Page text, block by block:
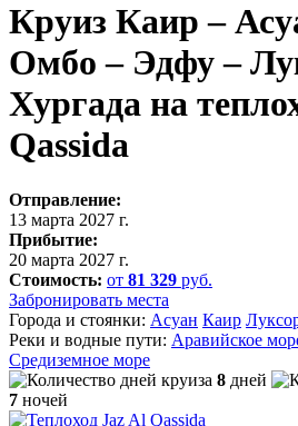
Круиз Каир –
Омбо – Эдфу –
Хургада на
Qassida
Отправление:
13 марта 2027 г.
Прибытие:
20 марта 2027 г.
Стоимость: от 81 329 руб.
Забронировать места
Города и стоянки: Асуан Каир
Реки и водные пути: Аравийское
Средиземное море
8 дней
7 ночей